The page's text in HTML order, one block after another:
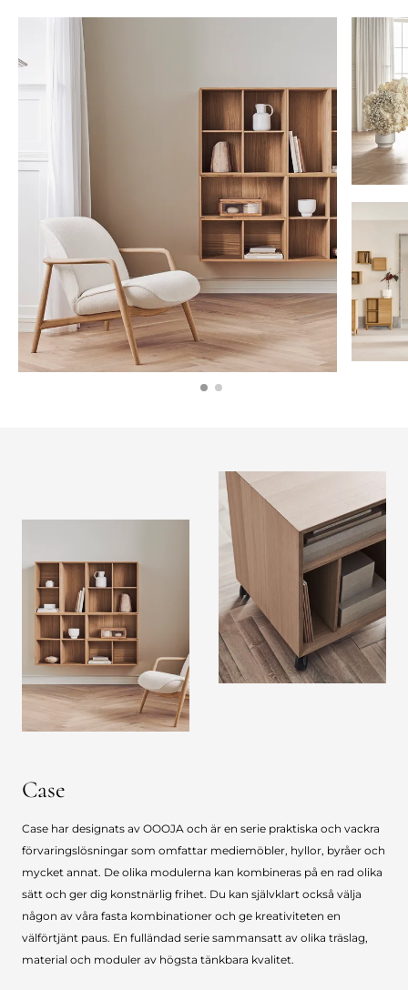
Case
Case har designats av OOOJA och är en serie praktiska och vackra
förvaringslösningar som omfattar mediemöbler, hyllor, byråer och
mycket annat. De olika modulerna kan kombineras på en rad olika
sätt och ger dig konstnärlig frihet. Du kan självklart också välja
någon av våra fasta kombinationer och ge kreativiteten en
välförtjänt paus. En fulländad serie sammansatt av olika träslag,
material och moduler av högsta tänkbara kvalitet.